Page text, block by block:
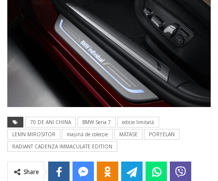
70 DE ANI CHINA BMW Seria 7
ediţie limitată
LEMN MIROSITOR
maşină de colecţie MĂTASE
PORŢELAN
RADIANT CADENZA IMMACULATE EDITION
Share